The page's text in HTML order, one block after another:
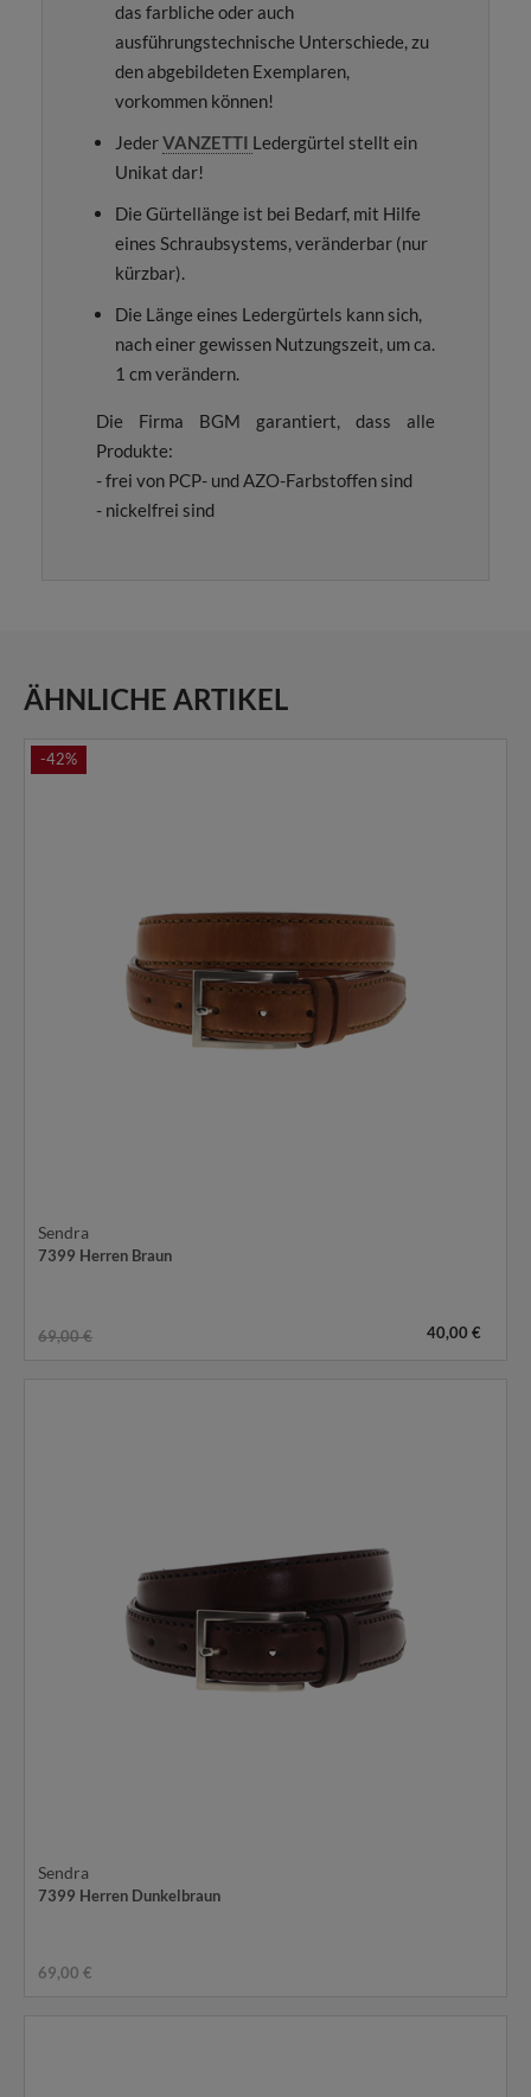
das farbliche oder auch
ausführungstechnische Unterschiede, zu
den abgebildeten Exemplaren,
vorkommen können!
JederVANZETTI Ledergürtel stellt ein
Unikat dar!
Die Gürtellänge ist bei Bedarf, mit Hilfe
eines Schraubsystems, veränderbar (nur
kürzbar).
Die Länge eines Ledergürtels kann sich,
nach einer gewissen Nutzungszeit, um ca.
1 cm verändern.
Die Firma BGM garantiert, dass alle
Produkte:
- frei von PCP- und AZO-Farbstoffen sind
- nickelfrei sind
ÄHNLICHE ARTIKEL
-42%
Sendra
7399 Herren Braun
69,00 € 40,00 €
Sendra
7399 Herren Dunkelbraun
69,00 €